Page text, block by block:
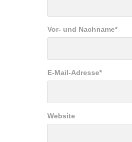
Vor- und Nachname*
E-Mail-Adresse*
Website